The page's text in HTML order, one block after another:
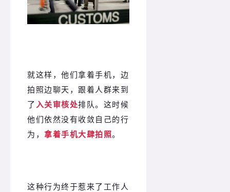
就这样，他们拿着手机，边
拍照边聊天，跟着人群来到
了 入关审核处排队。这时候
他们依然没有收敛自己的行
为， 拿着手机大肆拍照。
这种行为终于惹来了工作人